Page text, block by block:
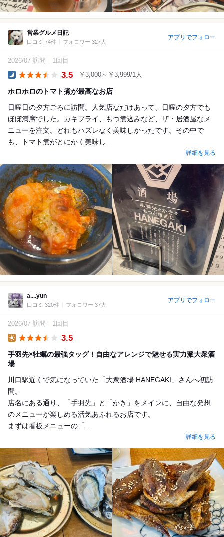
営業グルメ日記
口コミ 74件 フォロワー 327人
アプリでフォロー
2026/07 訪問 1回目
3.5 ￥3,000～￥3,999/1人
ホロホロのトマト煮が最高なお店
日曜日の夕方ごろに訪問。人気店なだけあって、日曜の夕方でも
ほぼ満席でした。カキフライ、もつ煮込みなど、ザ・居酒屋なメ
ニューを注文。どれもハズレなく美味しかったです。その中で
も、トマト煮がとにかく美味し...
詳細を見る
a....yun
口コミ 320件 フォロワー 37人
アプリでフォロー
2026/07 訪問 1回目
3.5
手羽先×牡蠣の最強タッグ！自由なアレンジで魅せる実力派大衆酒
場
川口駅近くで気になっていた「大衆酒場 HANEGAKI」さんへ初訪
問。
店名にある通り、「手羽先」と「かき」をメインに、自由な発想
のメニューが楽しめる活気あふれるお店です。
まずは看板メニューの「...
詳細を見る